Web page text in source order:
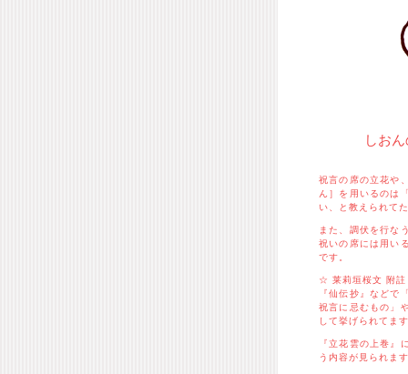
しお
祝言の席の立花や
ん］を用いるのは
い、と教えられて
また、調伏を行な
祝いの席には用い
です。
☆ 莱莉垣桜文 附註
『仙伝抄』などで
祝言に忌むもの」
して挙げられてま
『立花雲の上巻』
う内容が見られま